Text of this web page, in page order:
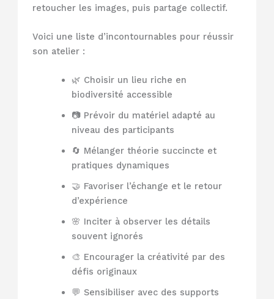
retoucher les images, puis partage collectif.
Voici une liste d’incontournables pour réussir
son atelier :
🌿 Choisir un lieu riche en
biodiversité accessible
📷 Prévoir du matériel adapté au
niveau des participants
🔄 Mélanger théorie succincte et
pratiques dynamiques
🤝 Favoriser l’échange et le retour
d’expérience
🌸 Inciter à observer les détails
souvent ignorés
🎨 Encourager la créativité par des
défis originaux
💬 Sensibiliser avec des supports